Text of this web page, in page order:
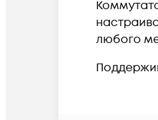
любого